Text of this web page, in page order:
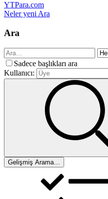
YTPara.com
Neler yeniAra
Ara
Sadece başlıkları ara
Kullanıcı:
Gelişmiş Arama…